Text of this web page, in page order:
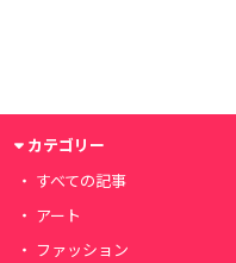
カテゴリー
すべての記事
アート
ファッション